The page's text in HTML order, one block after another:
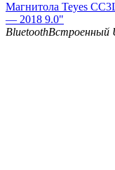
Магнитола Teyes
— 2018 9.0"
BluetoothВстроенный